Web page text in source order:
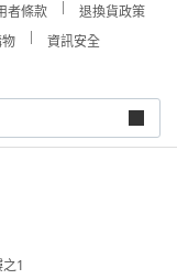
者條款
退換貨政策
資訊安全
1